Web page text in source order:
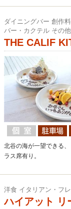
ダイニングバー 創作
バー・カクテル その他
THE CALIF
北谷の海が一望できる
ラス席有り。
洋食 イタリアン・フ
ハイアット